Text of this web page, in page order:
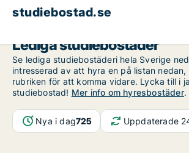
studiebostad.se
Lediga studiebostäder
Se lediga studiebostäderi hela Sverige
intresserad av att hyra en på listan
rubriken för att komma vidare. Lycka till i
studiebostad! Mer info om hyresbostäder.
Nya i dag725 Uppdaterade